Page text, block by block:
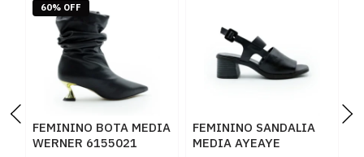
FEMININO BOTA MEDIA
WERNER 6155021
60% OFF
FEMININO SANDALIA
MEDIA AYEAYE